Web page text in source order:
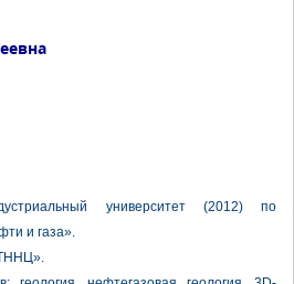
университет (2012) по
и газа».